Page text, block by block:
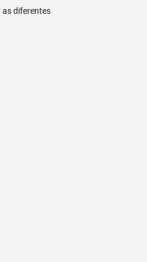
as diferentes